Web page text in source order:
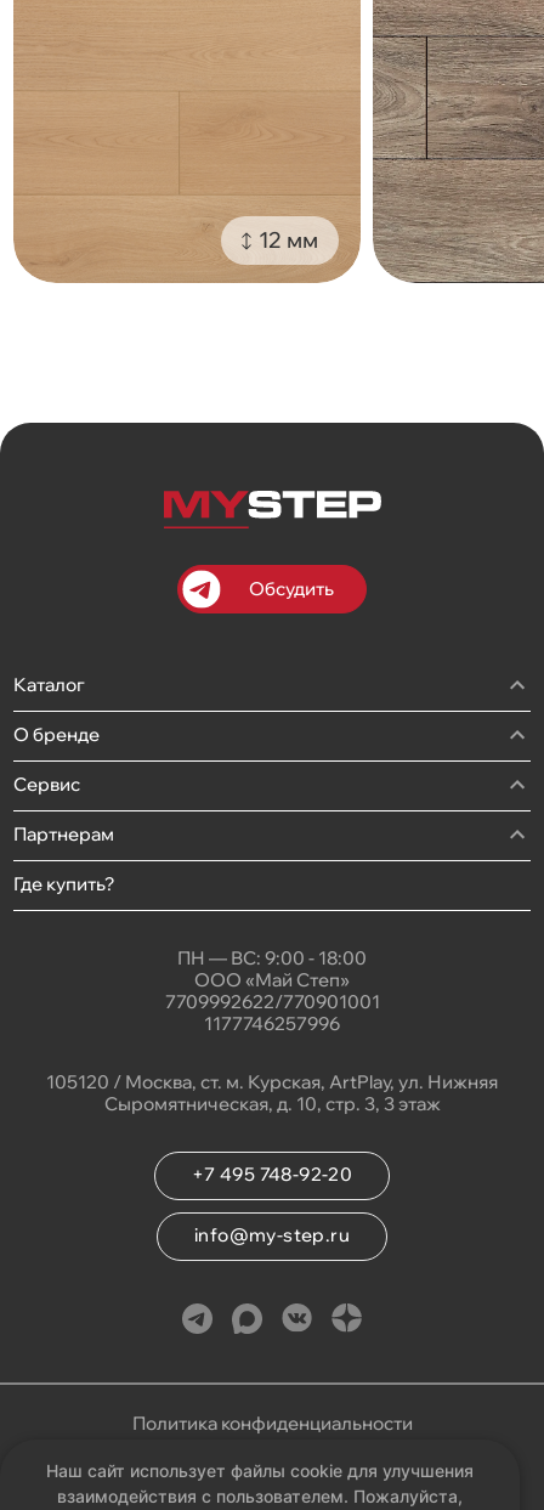
12 мм
Обсудить
Каталог
О бренде
Сервис
Партнерам
Где купить?
ПН — ВС: 9:00 - 18:00
ООО «Май Степ»
7709992622/770901001
1177746257996
105120 / Москва, ст. м. Курская, ArtPlay, ул. Нижняя
Сыромятническая, д. 10, стр. 3, 3 этаж
+7 495 748-92-20
info@my-step.ru
Политика конфиденциальности
Соглашение на обработку персональных данных
Наш сайт использует файлы cookie для улучшения
взаимодействия с пользователем. Пожалуйста,